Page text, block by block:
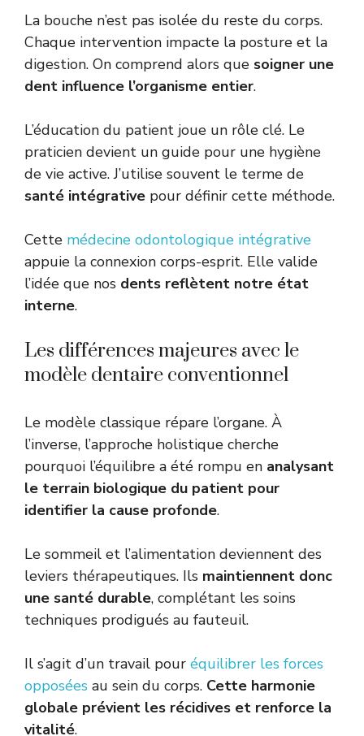
La bouche n’est pas isolée du reste du corps.
Chaque intervention impacte la posture et la
digestion. On comprend alors que soigner une
dent influence l’organisme entier.
L’éducation du patient joue un rôle clé. Le
praticien devient un guide pour une hygiène
de vie active. J’utilise souvent le terme de
santé intégrative pour définir cette méthode.
Cette médecine odontologique intégrative
appuie la connexion corps-esprit. Elle valide
l’idée que nos dents reflètent notre état
interne.
Les différences majeures avec le
modèle dentaire conventionnel
Le modèle classique répare l’organe. À
l’inverse, l’approche holistique cherche
pourquoi l’équilibre a été rompu en analysant
le terrain biologique du patient pour
identifier la cause profonde.
Le sommeil et l’alimentation deviennent des
leviers thérapeutiques. Ils maintiennent donc
une santé durable, complétant les soins
techniques prodigués au fauteuil.
Il s’agit d’un travail pour équilibrer les forces
opposées au sein du corps. Cette harmonie
globale prévient les récidives et renforce la
vitalité.